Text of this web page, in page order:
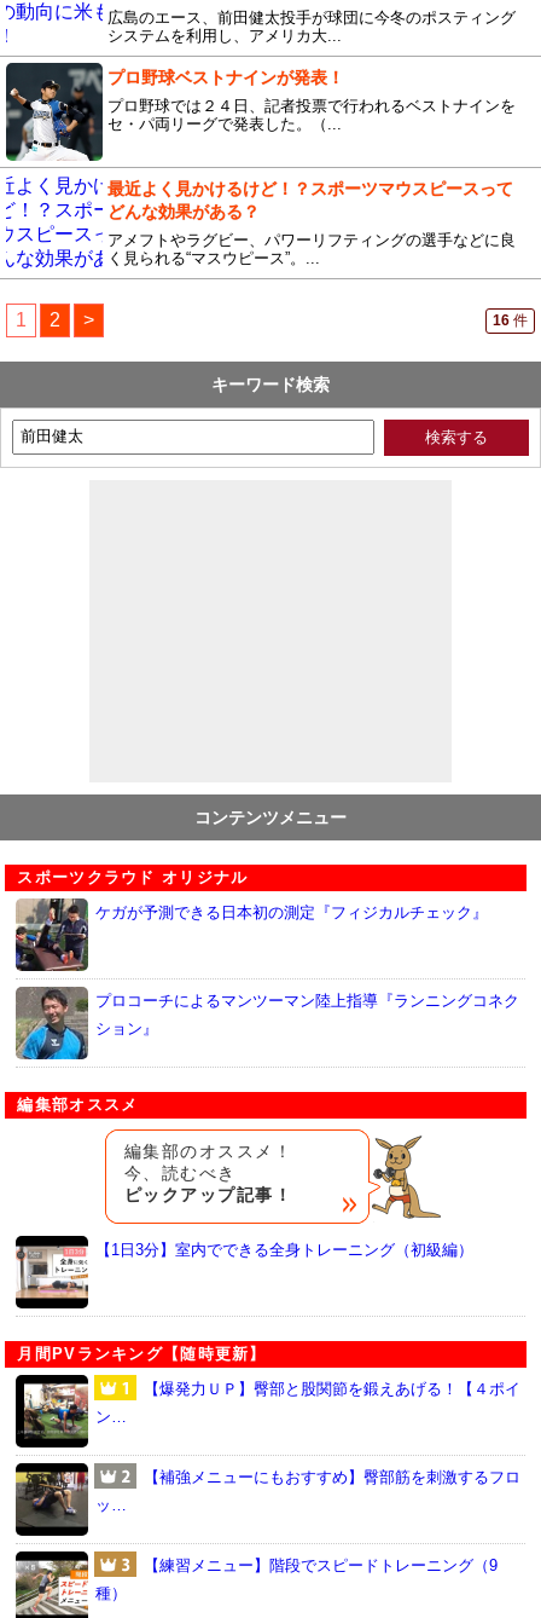
広島のエース、前田健太投手が球団に今冬のポスティング
システムを利用し、アメリカ大...
プロ野球ベストナインが発表！
プロ野球では２４日、記者投票で行われるベストナインを
セ・パ両リーグで発表した。（...
最近よく見かけるけど！？スポーツマウスピースって
どんな効果がある？
アメフトやラグビー、パワーリフティングの選手などに良
く見られる“マスウピース”。...
1 2 > 16 件
キーワード検索
コンテンツメニュー
スポーツクラウド オリジナル
ケガが予測できる日本初の測定『フィジカルチェック』
プロコーチによるマンツーマン陸上指導『ランニングコネク
ション』
編集部オススメ
編集部のオススメ！
今、読むべき
ピックアップ記事！
【1日3分】室内でできる全身トレーニング（初級編）
月間PVランキング【随時更新】
【爆発力ＵＰ】臀部と股関節を鍛えあげる！【４ポイ
ン…
【補強メニューにもおすすめ】臀部筋を刺激するフロ
ッ…
【練習メニュー】階段でスピードトレーニング（9
種）